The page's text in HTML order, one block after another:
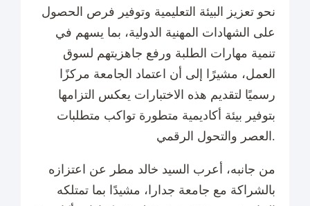
نحو تعزيز البيئة التعليمية وتوفير فرص الحصول
على الشهادات المهنية الدولية، بما يسهم في
تنمية مهارات الطلبة ورفع جاهزيتهم لسوق
العمل، مشيرًا إلى أن اعتماد الجامعة مركزًا
رسميًا لتقديم هذه الاختبارات يعكس التزامها
بتوفير بيئة أكاديمية متطورة تواكب متطلبات
العصر والتحول الرقمي.
من جانبه، أعرب السيد خالد مطر عن اعتزازه
بالشراكة مع جامعة جدارا، مشيدًا بما تمتلكه